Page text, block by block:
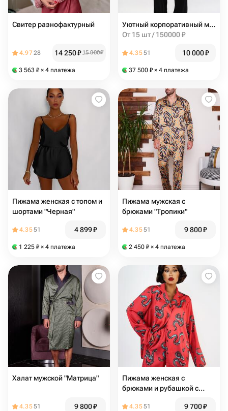
Свитер разнофактурный
4.9728 14 250₽ 15 000₽
3 563 ₽ × 4 платежа
Уютный корпоративный мерч: премиальные пижамы с вашим логотипом
От 15 шт / 150000 ₽
4.3551 10 000₽
37 500 ₽ × 4 платежа
Пижама женская с топом и
шортами "Черная"
4.3551 4 899₽
1 225 ₽ × 4 платежа
Пижама мужская с
брюками "Тропики"
4.3551 9 800₽
2 450 ₽ × 4 платежа
Халат мужской "Матрица"
4.3551 9 800₽
Пижама женская c
брюками и рубашкой с
4.3551 9 700₽